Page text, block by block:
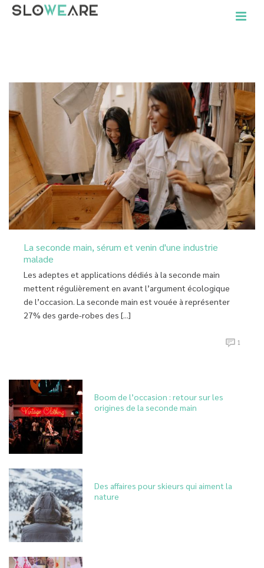
La seconde main, sérum et venin d'une industrie
malade
Les adeptes et applications dédiés à la seconde main
mettent régulièrement en avant l’argument écologique
de l’occasion. La seconde main est vouée à représenter
27% des garde-robes des [...]
1
Boom de l’occasion : retour sur les
origines de la seconde main
Des affaires pour skieurs qui aiment la
nature